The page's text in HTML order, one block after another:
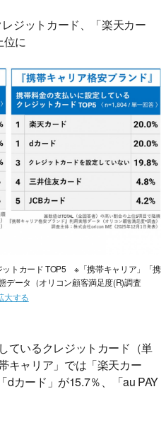
ジットカード、「楽天カー
位に
トカード TOP5 ※「携帯キャリア」「携
データ（オリコン顧客満足度(R)調査
大する
ているクレジットカード（単
キャリア」では「楽天カー
dカード」が15.7％、「au PAY